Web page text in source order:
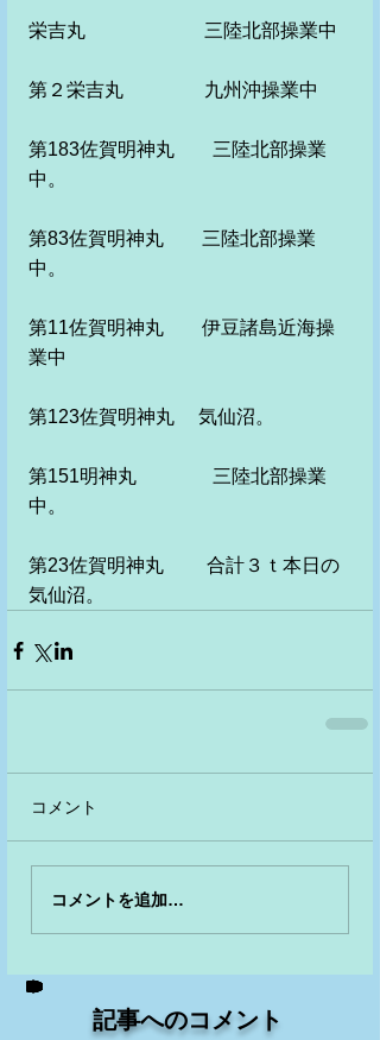
栄吉丸　　　　　　 三陸北部操業中
第２栄吉丸　　　　 九州沖操業中
第183佐賀明神丸　　三陸北部操業
中。
第83佐賀明神丸　　三陸北部操業
中。
第11佐賀明神丸　　伊豆諸島近海操
業中
第123佐賀明神丸　 気仙沼。
第151明神丸　　　　三陸北部操業
中。
第23佐賀明神丸　　 合計３ｔ本日の
気仙沼。
コメント
コメントを追加…
記事へのコメント